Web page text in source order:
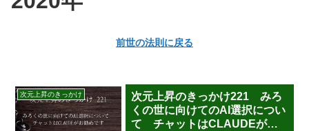
前世の法則に戻る
次元上昇のきっかけ
次元上昇のきっかけ221 みろ
くの世に向けてのAI選択につい
て チャットはCLAUDEがお